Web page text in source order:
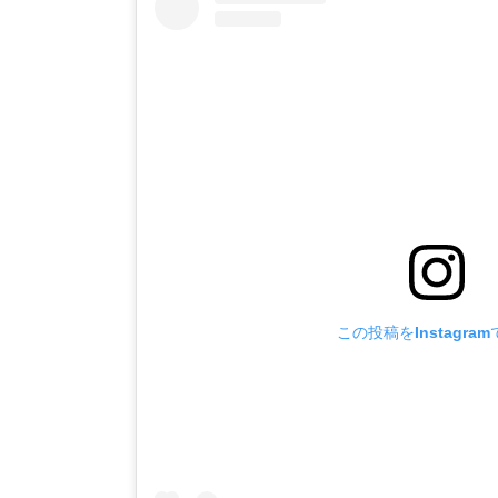
この投稿をInstagram